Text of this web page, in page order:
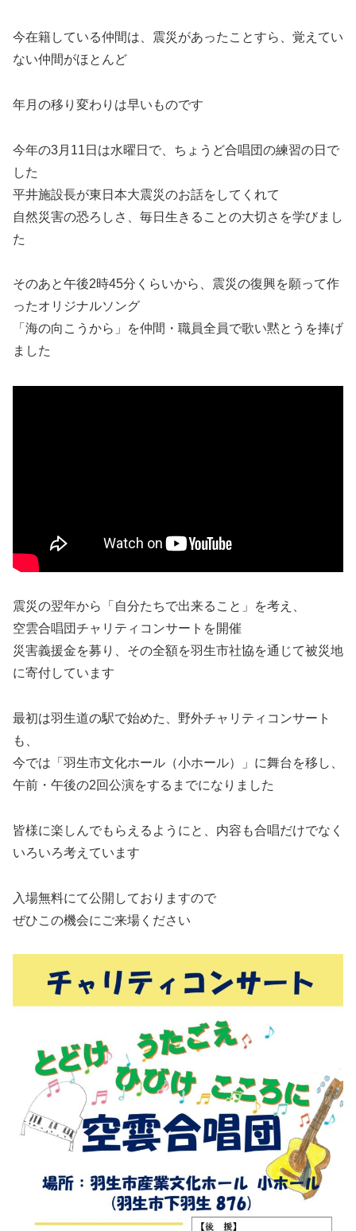
今在籍している仲間は、震災があったことすら、覚えてい
ない仲間がほとんど
年月の移り変わりは早いものです
今年の3月11日は水曜日で、ちょうど合唱団の練習の日で
した
平井施設長が東日本大震災のお話をしてくれて
自然災害の恐ろしさ、毎日生きることの大切さを学びまし
た
そのあと午後2時45分くらいから、震災の復興を願って作
ったオリジナルソング
「海の向こうから」を仲間・職員全員で歌い黙とうを捧げ
ました
震災の翌年から「自分たちで出来ること」を考え、
空雲合唱団チャリティコンサートを開催
災害義援金を募り、その全額を羽生市社協を通じて被災地
に寄付しています
最初は羽生道の駅で始めた、野外チャリティコンサート
も、
今では「羽生市文化ホール（小ホール）」に舞台を移し、
午前・午後の2回公演をするまでになりました
皆様に楽しんでもらえるようにと、内容も合唱だけでなく
いろいろ考えています
入場無料にて公開しておりますので
ぜひこの機会にご来場ください